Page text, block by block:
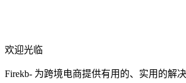
欢迎光临
Firekb- 为跨境电商提供有用的、实用的解决